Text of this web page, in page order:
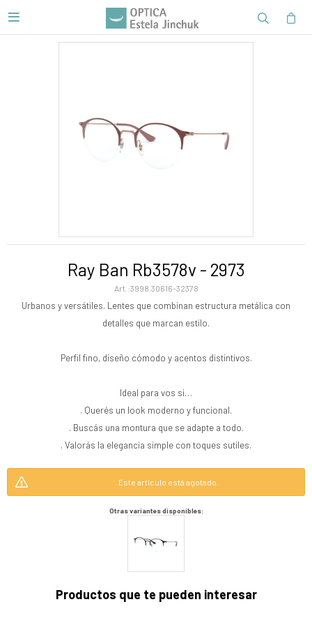

Ray Ban Rb3578v - 2973
3998.30616-32378
Urbanos y versátiles. Lentes que combinan estructura metálica con
detalles que marcan estilo.
Perfil fino, diseño cómodo y acentos distintivos.
Ideal para vos si…
. Querés un look moderno y funcional.
. Buscás una montura que se adapte a todo.
. Valorás la elegancia simple con toques sutiles.
Este artículo está agotado.
Otras variantes disponibles:
Productos que te pueden interesar